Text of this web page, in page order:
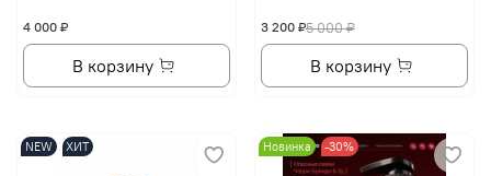
4 000 ₽
В корзину
5 000 ₽
3 200 ₽
В корзину
NEW ХИТ Новинка -30%